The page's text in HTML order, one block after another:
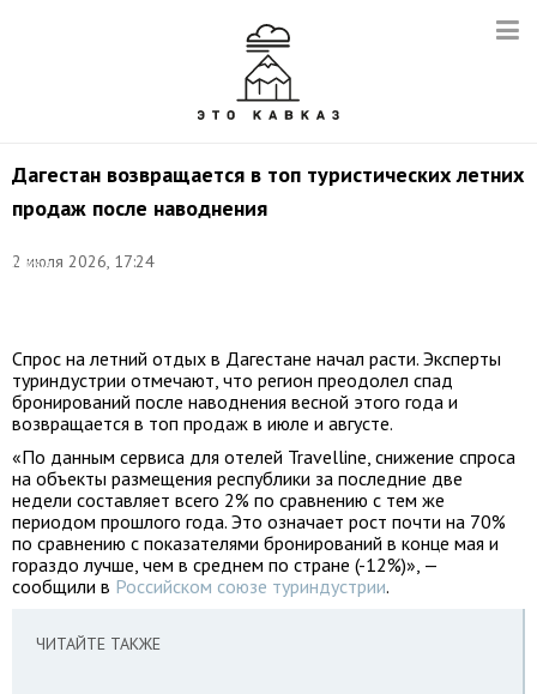
Дагестан возвращается в топ туристических летних
продаж после наводнения
2 июля 2026, 17:24
Мария
Спрос на летний отдых в Дагестане начал расти. Эксперты
туриндустрии отмечают, что регион преодолел спад
бронирований после наводнения весной этого года и
возвращается в топ продаж в июле и августе.
«По данным сервиса для отелей Travelline, снижение спроса
на объекты размещения республики за последние две
недели составляет всего 2% по сравнению с тем же
периодом прошлого года. Это означает рост почти на 70%
по сравнению с показателями бронирований в конце мая и
гораздо лучше, чем в среднем по стране (-12%)», —
сообщили в Российском союзе туриндустрии.
ЧИТАЙТЕ ТАКЖЕ